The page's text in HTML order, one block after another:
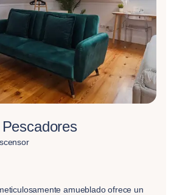
amueblado ofrece un